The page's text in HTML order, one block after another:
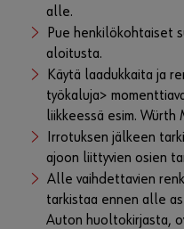
alle.
Pue henkilökohtaiset
aloitusta.
Käytä laadukkaita ja
työkaluja>
liikkeessä esim. Würth
Irrotuksen jälkeen
ajoon liittyvien osien
Alle vaihdettavien
tarkistaa ennen alle
Auton huoltokirjasta,